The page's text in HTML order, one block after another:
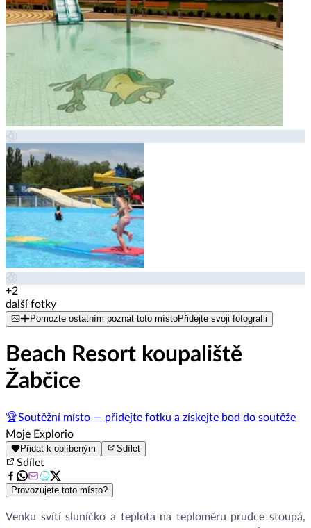
+2
další fotky
Pomozte ostatním poznat toto místoPřidejte svoji fotografii
Beach Resort koupaliště
Žabčice
🏆Soutěžní místo — přidejte fotku a získejte bod do soutěže
Moje Explorio
Přidat k oblíbeným Sdílet
Sdílet
Provozujete toto místo?
Venku svítí sluníčko a teplota na teploměru prudce stoupá,